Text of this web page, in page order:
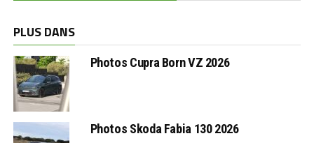
PLUS DANS
Photos Cupra Born VZ 2026
Photos Skoda Fabia 130 2026